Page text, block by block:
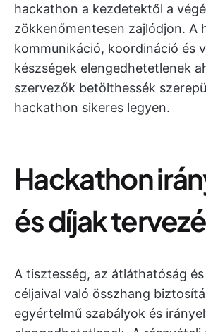
hackathon a kezdetektől a
zökkenőmentesen zajlódjon. A
kommunikáció, koordináció és
készségek elengedhetetlenek
szervezők betölthessék
hackathon sikeres legyen.
Hackathon
és díjak
A tisztesség, az átláthatóság
céljaival való összhang
egyértelmű szabályok és